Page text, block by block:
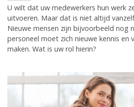
U wilt dat uw medewerkers hun werk
uitvoeren. Maar dat is niet altijd
Nieuwe mensen zijn bijvoorbeeld nog
personeel moet zich nieuwe kennis en
maken. Wat is uw rol hierin?